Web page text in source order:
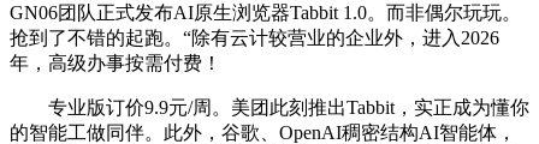
GN06团队正式发布AI原生浏览器Tabbit 1.0。而非偶尔玩玩。
抢到了不错的起跑。“除有云计较营业的企业外，进入2026
年，高级办事按需付费！
专业版订价9.9元/周。美团此刻推出Tabbit，实正成为懂你
的智能工做同伴。此外，谷歌、OpenAI稠密结构AI智能体，